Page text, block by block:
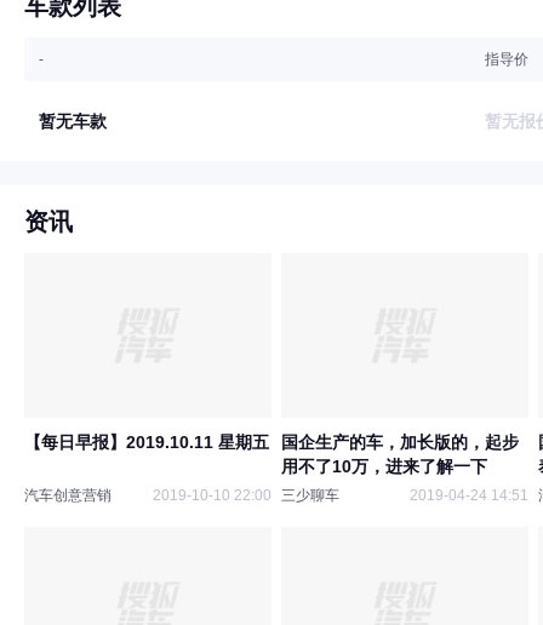
车款列表
- 指导价
暂无车款 暂无报
资讯
【每日早报】2019.10.11 星期五
汽车创意营销 2019-10-10 22:00
国企生产的车，加长版的，起步
用不了10万，进来了解一下
三少聊车 2019-04-24 14:51